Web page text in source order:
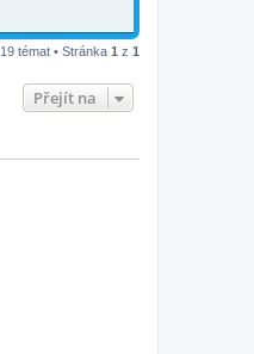
19 témat • Stránka 1 z 1
Přejít na